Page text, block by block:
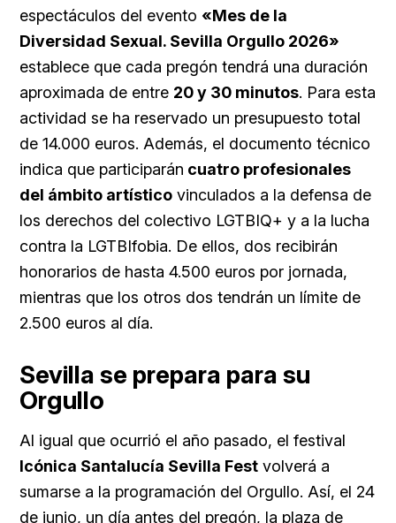
espectáculos del evento «Mes de la
Diversidad Sexual. Sevilla Orgullo 2026»
establece que cada pregón tendrá una duración
aproximada de entre 20 y 30 minutos. Para esta
actividad se ha reservado un presupuesto total
de 14.000 euros. Además, el documento técnico
indica que participarán cuatro profesionales
del ámbito artístico vinculados a la defensa de
los derechos del colectivo LGTBIQ+ y a la lucha
contra la LGTBIfobia. De ellos, dos recibirán
honorarios de hasta 4.500 euros por jornada,
mientras que los otros dos tendrán un límite de
2.500 euros al día.
Sevilla se prepara para su
Orgullo
Al igual que ocurrió el año pasado, el festival
Icónica Santalucía Sevilla Fest volverá a
sumarse a la programación del Orgullo. Así, el 24
de junio, un día antes del pregón, la plaza de